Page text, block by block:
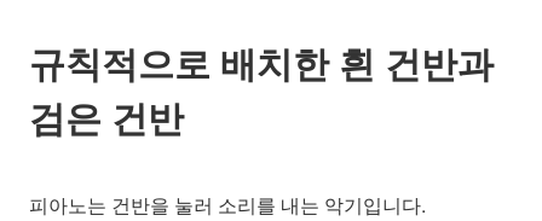
규칙적으로 배치한 흰 건반과
검은 건반
피아노는 건반을 눌러 소리를 내는 악기입니다.